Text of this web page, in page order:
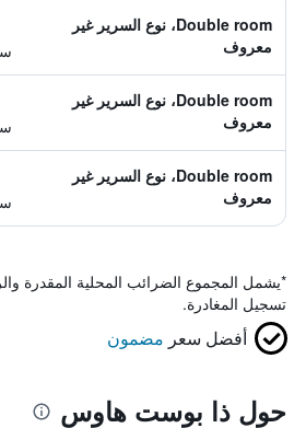
Double room، نوع السرير غير
معروف
Double room، نوع السرير غير
معروف
Double room، نوع السرير غير
معروف
*يشمل المجموع الضرائب المحلية المقدرة
تسجيل المغادرة.
أفضل سعر مضمون
حول ذا بوست هاوس